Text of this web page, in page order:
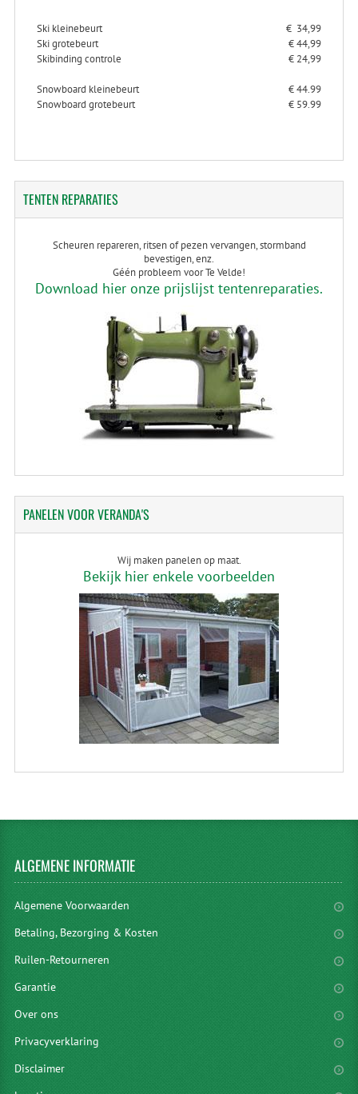
Ski kleinebeurt
€ 34,99
Ski grotebeurt
€ 44,99
Skibinding controle
€ 24,99
Snowboard kleinebeurt
€ 44.99
Snowboard grotebeurt
€ 59.99
TENTENREPARATIES
Scheuren repareren, ritsen of pezen vervangen, stormband
bevestigen, enz.
Géén probleem voor Te Velde!
Download hier onze prijslijst tentenreparaties.
PANELENVOOR VERANDA'S
Wij maken panelen op maat.
Bekijk hier enkele voorbeelden
ALGEMENEINFORMATIE
Algemene Voorwaarden
Betaling, Bezorging & Kosten
Ruilen-Retourneren
Garantie
Over ons
Privacyverklaring
Disclaimer